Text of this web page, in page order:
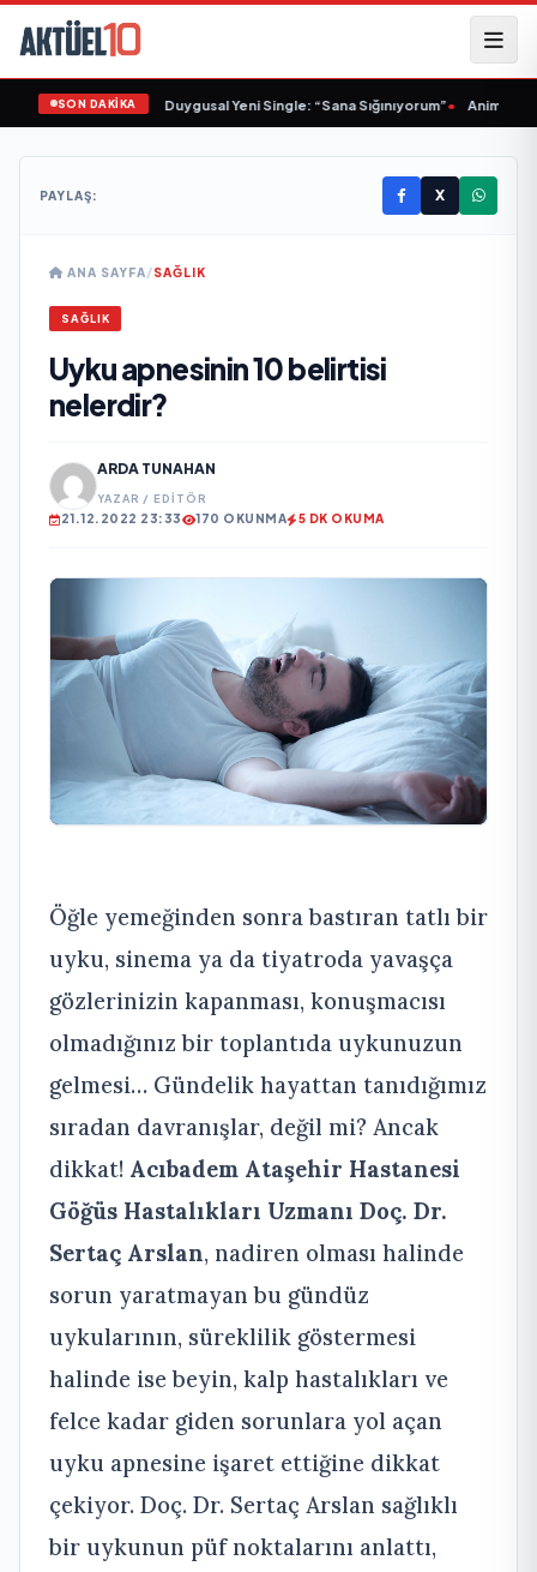
SON DAKİKA
Yalçınkaya’dan Duygusal Yeni Single: “Sana Sığınıyorum”• Animasyon
PAYLAŞ: X
ANA SAYFA/SAĞLIK
SAĞLIK
Uyku apnesinin 10 belirtisi
nelerdir?
ARDA TUNAHAN
YAZAR / EDITÖR
21.12.2022 23:33 170 OKUNMA 5 DK OKUMA
Öğle yemeğinden sonra bastıran tatlı bir
uyku, sinema ya da tiyatroda yavaşça
gözlerinizin kapanması, konuşmacısı
olmadığınız bir toplantıda uykunuzun
gelmesi… Gündelik hayattan tanıdığımız
sıradan davranışlar, değil mi? Ancak
dikkat! Acıbadem Ataşehir Hastanesi
Göğüs Hastalıkları Uzmanı Doç. Dr.
Sertaç Arslan, nadiren olması halinde
sorun yaratmayan bu gündüz
uykularının, süreklilik göstermesi
halinde ise beyin, kalp hastalıkları ve
felce kadar giden sorunlara yol açan
uyku apnesine işaret ettiğine dikkat
çekiyor. Doç. Dr. Sertaç Arslan sağlıklı
bir uykunun püf noktalarını anlattı,